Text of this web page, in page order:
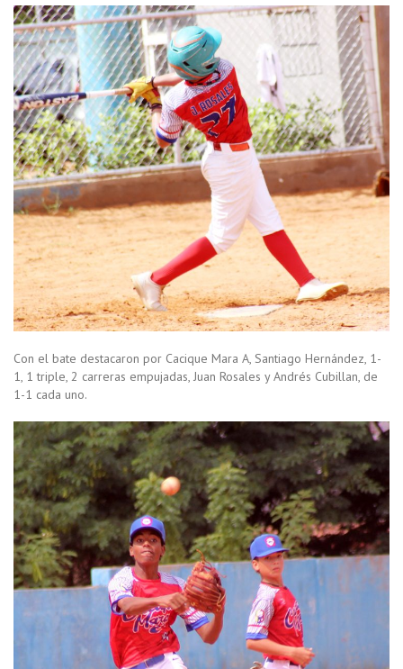
Con el bate destacaron por Cacique Mara A, Santiago Hernández, 1-
1, 1 triple, 2 carreras empujadas, Juan Rosales y Andrés Cubillan, de
1-1 cada uno.